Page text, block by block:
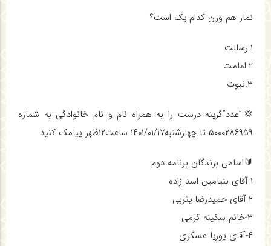
نماز هم وزن کدام یک است؟
۱.رسالت
۲.امامت
۳.نبوت
💢”عدد”گزینه درست را به همراه نام و نام خانوادگی به شماره
۵۰۰۰۲۸۶۹۵۹ تا چهارشنبه۱۴۰۱/۰۱/۱۷ ساعت۱۲ظهر پیامک کنید
🔰اسامی برندگان برنامه دوم
۱-آقای بنیامین اسد زاده
۲-آقای حمیدرضا یثربی
۳-خانم سکینه کرمی
۴-آقای پوریا عسکری